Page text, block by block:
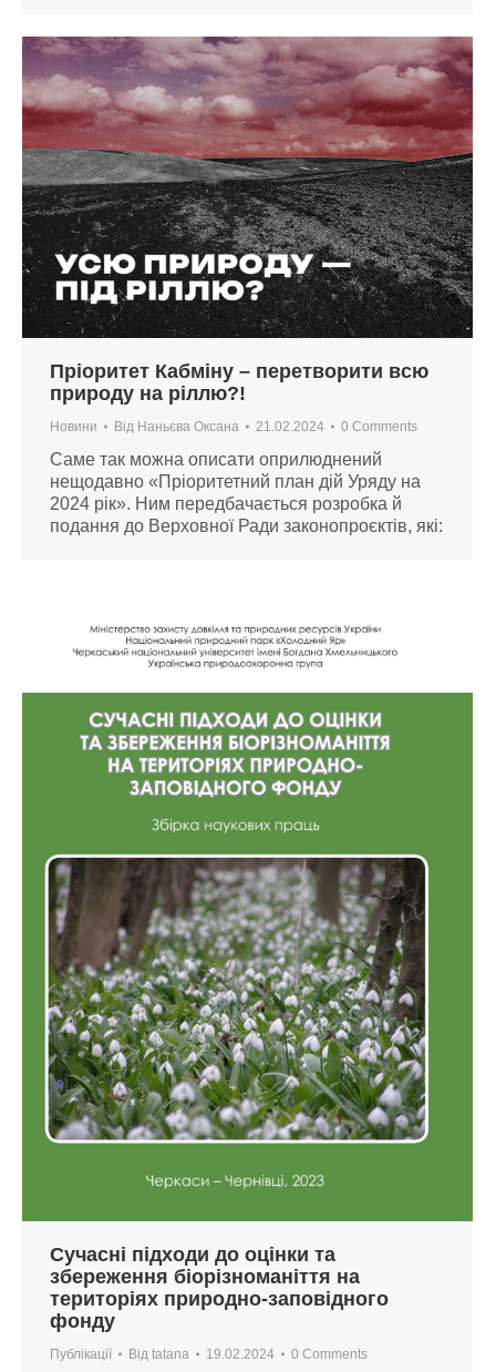
Пріоритет Кабміну – перетворити всю
природу на ріллю?!
Новини Від Наньєва Оксана 21.02.2024 0 Comments
Саме так можна описати оприлюднений
нещодавно «Пріоритетний план дій Уряду на
2024 рік». Ним передбачається розробка й
подання до Верховної Ради законопроєктів, які:
Сучасні підходи до оцінки та
збереження біорізноманіття на
територіях природно-заповідного
фонду
Публікації Від tatana 19.02.2024 0 Comments